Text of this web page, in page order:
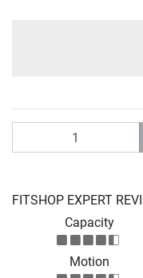
FITSHOP EXPERT
Capacity
Motion